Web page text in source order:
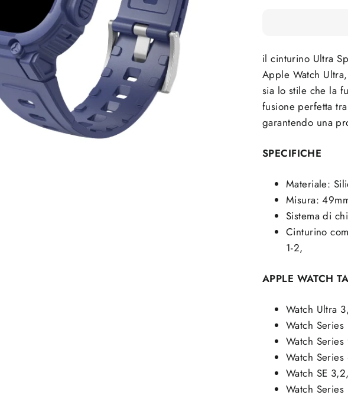
il cinturino Ultra
Apple Watch
sia lo stile che la
fusione perfetta
garantendo una
SPECIFICHE
Materiale:
Misura:
Sistema di
Cinturino
1-2,
APPLE WATCH
Watch Ultra
Watch
Watch
Watch
Watch SE
Watch